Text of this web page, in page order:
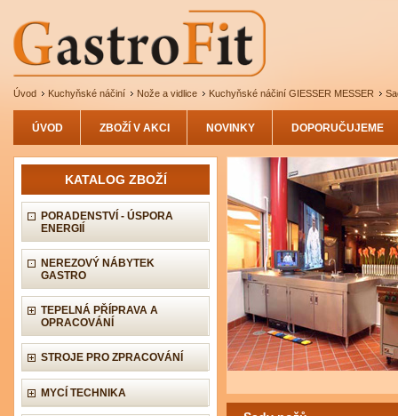
Úvod Kuchyňské náčiní Nože a vidlice Kuchyňské náčiní GIESSER MESSER
ÚVOD ZBOŽÍ V AKCI NOVINKY DOPORUČUJEME
KATALOG ZBOŽÍ
PORADENSTVÍ - ÚSPORA
ENERGIÍ
NEREZOVÝ NÁBYTEK
GASTRO
TEPELNÁ PŘÍPRAVA A
OPRACOVÁNÍ
STROJE PRO ZPRACOVÁNÍ
MYCÍ TECHNIKA